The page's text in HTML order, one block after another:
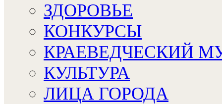
ЗДОРОВЬЕ
КОНКУРСЫ
КРАЕВЕДЧЕСКИЙ
КУЛЬТУРА
ЛИЦА ГОРОДА